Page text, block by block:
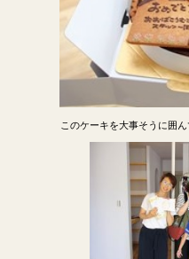
このケーキを大事そうに囲